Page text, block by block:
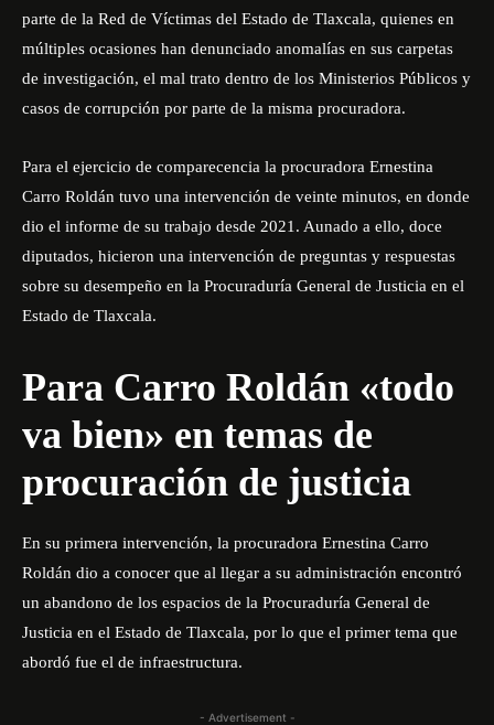
parte de la Red de Víctimas del Estado de Tlaxcala, quienes en
múltiples ocasiones han denunciado anomalías en sus carpetas
de investigación, el mal trato dentro de los Ministerios Públicos y
casos de corrupción por parte de la misma procuradora.
Para el ejercicio de comparecencia la procuradora Ernestina
Carro Roldán tuvo una intervención de veinte minutos, en donde
dio el informe de su trabajo desde 2021. Aunado a ello, doce
diputados, hicieron una intervención de preguntas y respuestas
sobre su desempeño en la Procuraduría General de Justicia en el
Estado de Tlaxcala.
Para Carro Roldán «todo
va bien» en temas de
procuración de justicia
En su primera intervención, la procuradora Ernestina Carro
Roldán dio a conocer que al llegar a su administración encontró
un abandono de los espacios de la Procuraduría General de
Justicia en el Estado de Tlaxcala, por lo que el primer tema que
abordó fue el de infraestructura.
- Advertisement -